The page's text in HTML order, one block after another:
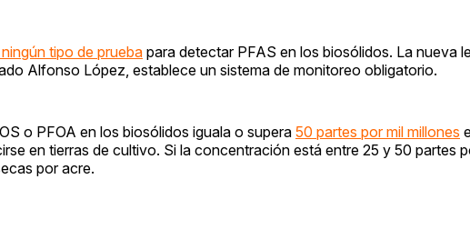
tipo de prueba para detectar PFAS en los biosólidos. La nueva
Alfonso López, establece un sistema de monitoreo obligatorio.
o PFOA en los biosólidos iguala o supera 50 partes por mil millones
en tierras de cultivo. Si la concentración está entre 25 y 50 partes
por acre.